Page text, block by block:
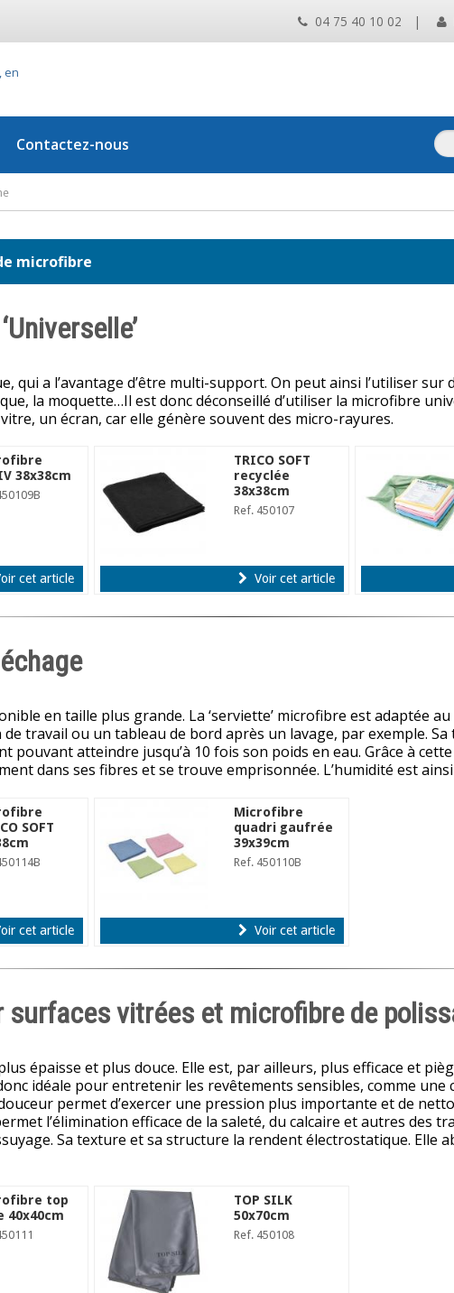
04 75 40 10 02 |
en
Contactez-nous
microfibre
qui a l’avantage d’être multi-support. On peut ainsi l’utiliser sur
la moquette…Il est donc déconseillé d’utiliser la microfibre
un écran, car elle génère souvent des micro-rayures.
38x38cm
cet article
TRICO SOFT
recyclée
38x38cm
Ref. 450107
Voir cet article
en taille plus grande. La ‘serviette’ microfibre est adaptée
de travail ou un tableau de bord après un lavage, par exemple.
atteindre jusqu’à 10 fois son poids en eau. Grâce à
dans ses fibres et se trouve emprisonnée. L’humidité est
SOFT
cet article
Microfibre
quadri gaufrée
39x39cm
Ref. 450110B
Voir cet article
surfaces vitrées et microfibre de
épaisse et plus douce. Elle est, par ailleurs, plus efficace et
idéale pour entretenir les revêtements sensibles, comme
permet d’exercer une pression plus importante et de
l’élimination efficace de la saleté, du calcaire et autres des
Sa texture et sa structure la rendent électrostatique. Elle
top
40x40cm
TOP SILK
50x70cm
Ref. 450108